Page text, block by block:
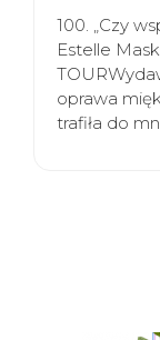
100. „Czy
Estelle
oprawa
trafiła do